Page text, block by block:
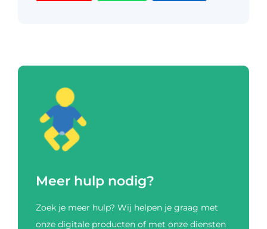
Meer hulp nodig?
Zoek je meer hulp? Wij helpen je graag met
onze digitale producten of met onze diensten